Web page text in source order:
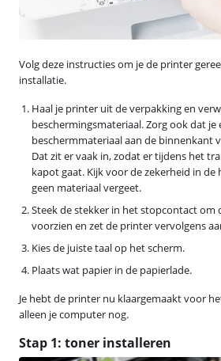
Volg deze instructies om je de printer
installatie.
Haal je printer uit de verpakking en
beschermingsmateriaal. Zorg ook dat je
beschermmateriaal aan de binnenkant
Dat zit er vaak in, zodat er tijdens het
kapot gaat. Kijk voor de zekerheid in de
geen materiaal vergeet.
Steek de stekker in het stopcontact
voorzien en zet de printer vervolgens
Kies de juiste taal op het scherm.
Plaats wat papier in de papierlade.
Je hebt de printer nu klaargemaakt voor
alleen je computer nog.
Stap 1: toner installeren